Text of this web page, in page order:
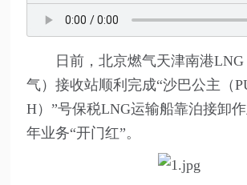
日前，北京燃气天津南港
气）接收站顺利完成“沙巴公主（
H）”号保税LNG运输船靠泊接卸
年业务“开门红”。